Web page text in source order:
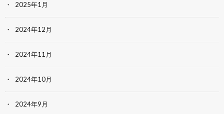
2025年1月
2024年12月
2024年11月
2024年10月
2024年9月